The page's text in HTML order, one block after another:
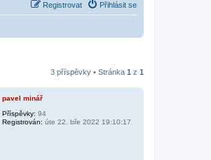
Přihlásit se
Registrovat
3 příspěvky • Stránka 1 z 1
pavel minář
Příspěvky: 94
Registrován: úte 22. bře 2022 19:10:17